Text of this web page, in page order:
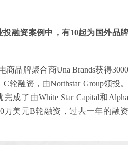
投融资案例中，有10起为国外品牌
商品牌聚合商Una Brands获得3000
轮融资，由Northstar Group领投。
成了由White Star Capital和Alpha
万美元B轮融资，过去一年的融资